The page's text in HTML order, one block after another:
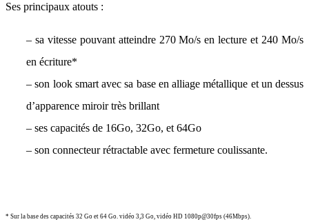
Ses principaux atouts :
– sa vitesse pouvant atteindre 270 Mo/s en lecture et 240 Mo/s
en écriture*
– son look smart avec sa base en alliage métallique et un dessus
d’apparence miroir très brillant
– ses capacités de 16Go, 32Go, et 64Go
– son connecteur rétractable avec fermeture coulissante.
* Sur la base des capacités 32 Go et 64 Go. vidéo 3,3 Go, vidéo HD 1080p@30fps (46Mbps).